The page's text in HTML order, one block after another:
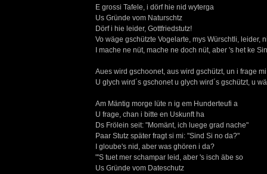
E grossi Tafele, i dörf hie nid wyterga
Us Gründe vom Naturschtz
Dörf i hie leider, Gottfriedstutz!
Vo wäge gschützte Vogelarte, mys Würschtli, leider,
I mache ne nüt, mache ne doch nüt, aber 's het ke
Aues wird gschoonet, aus wird gschützt, un i frage
U glych wird´s gschonet u glych wird´s gschützt, u
Am Mäntig morge lüte n ig em Hunderteufi a
U frage, chan i bitte en Uskunft ha
Ds Frölein seit: "Momänt, ich luege grad nache"
Paar Stutz später fragt si mi: "Sind Si no da?"
I gloube's nid, aber was ghören i da?
"'S tuet mer schampar leid, aber 's isch äbe so
Us Gründe vom Dateschutz